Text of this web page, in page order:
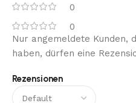
0
0
Rezensionen
Nur angemeldete Kunden,
haben, dürfen eine